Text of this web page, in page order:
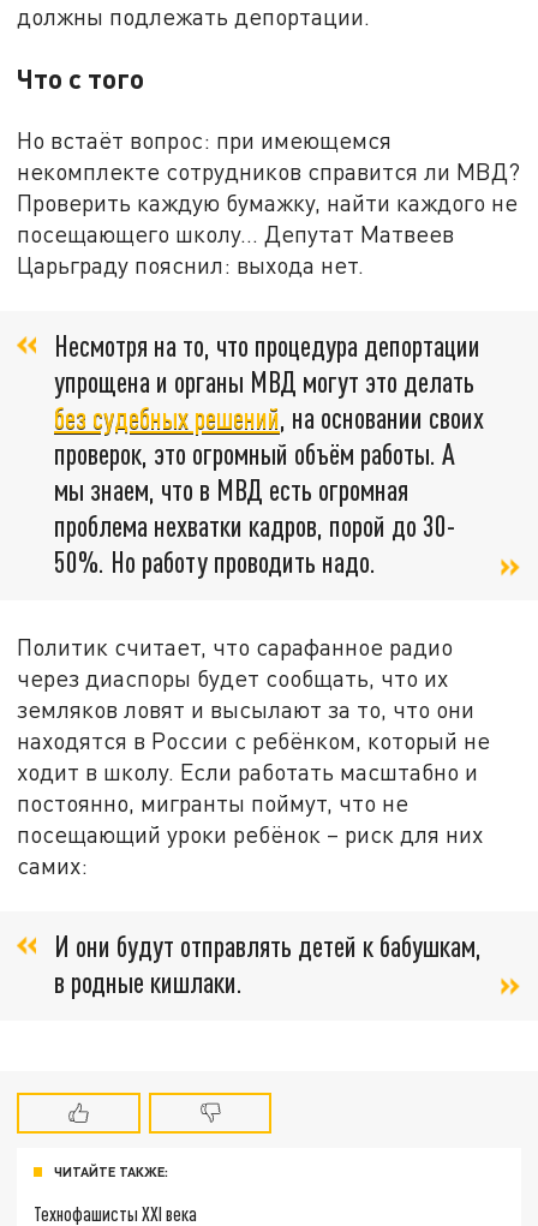
должны подлежать депортации.
Что с того
Но встаёт вопрос: при имеющемся
некомплекте сотрудников справится ли МВД?
Проверить каждую бумажку, найти каждого не
посещающего школу… Депутат Матвеев
Царьграду пояснил: выхода нет.
Несмотря на то, что процедура депортации
упрощена и органы МВД могут это делать
без судебных решений, на основании своих
проверок, это огромный объём работы. А
мы знаем, что в МВД есть огромная
проблема нехватки кадров, порой до 30-
50%. Но работу проводить надо.
Политик считает, что сарафанное радио
через диаспоры будет сообщать, что их
земляков ловят и высылают за то, что они
находятся в России с ребёнком, который не
ходит в школу. Если работать масштабно и
постоянно, мигранты поймут, что не
посещающий уроки ребёнок – риск для них
самих:
И они будут отправлять детей к бабушкам,
в родные кишлаки.
ЧИТАЙТЕ ТАКЖЕ:
Технофашисты XXI века